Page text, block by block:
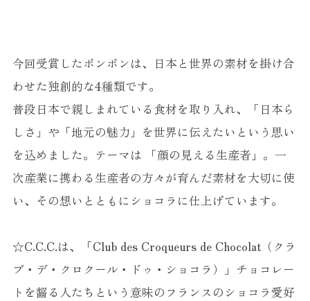
今回受賞したボンボンは、日本と世界の素材を掛け合
わせた独創的な4種類です。
普段日本で親しまれている食材を取り入れ、「日本ら
しさ」や「地元の魅力」を世界に伝えたいという思い
を込めました。テーマは 「顔の見える生産者」。一
次産業に携わる生産者の方々が育んだ素材を大切に使
い、その想いとともにショコラに仕上げています。
☆C.C.C.は、「Club des Croqueurs de Chocolat（クラ
ブ・デ・クロクール・ドゥ・ショコラ）」チョコレー
トを齧る人たちという意味のフランスのショコラ愛好